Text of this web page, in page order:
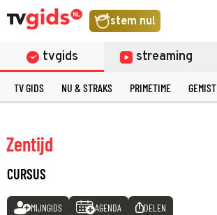
stem nu!
tvgids streaming
TV GIDS NU & STRAKS PRIMETIME GEMIST
Zentijd
CURSUS
MIJNGIDS AGENDA DELEN